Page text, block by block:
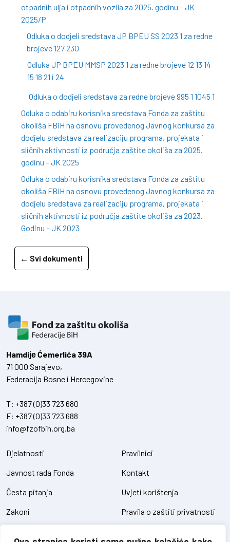
otpadnih ulja i otpadnih vozila za 2025. godinu – JK
2025/P
Odluka o dodjeli sredstava JP BPEU SS 2023 1 za redne
brojeve 127 230
Odluka JP BPEU MMSP 2023 1 za redne brojeve 12 13 14
15 18 21 i 24
Odluka o dodjeli sredstava za redne brojeve 995 1 1045 1
Odluka o odabiru korisnika sredstava Fonda za zaštitu
okoliša FBiH na osnovu provedenog Javnog konkursa za
dodjelu sredstava za realizaciju programa, projekata i
sličnih aktivnosti iz područja zaštite okoliša za 2025.
godinu – JK 2025
Odluka o odabiru korisnika sredstava Fonda za zaštitu
okoliša FBiH na osnovu provedenog Javnog konkursa za
dodjelu sredstava za realizaciju programa, projekata i
sličnih aktivnosti iz područja zaštite okoliša za 2023.
Godinu – JK 2023
← Svi dokumenti
Hamdiје Ćemerlića 39A
71 000 Sarajevo,
Federacija Bosne i Hercegovine
T: +387 (0)33 723 680
F: +387 (0)33 723 688
info@fzofbih.org.ba
Djelatnosti
Javnost rada Fonda
Česta pitanja
Zakoni
Pravilnici
Kontakt
Uvjeti korištenja
Pravila o zaštiti privatnosti